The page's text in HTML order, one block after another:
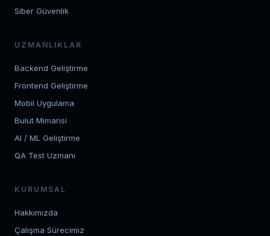
Siber Güvenlik
UZMANLIKLAR
Backend Geliştirme
Frontend Geliştirme
Mobil Uygulama
Bulut Mimarisi
AI / ML Geliştirme
QA Test Uzmanı
KURUMSAL
Hakkımızda
Çalışma Sürecimiz